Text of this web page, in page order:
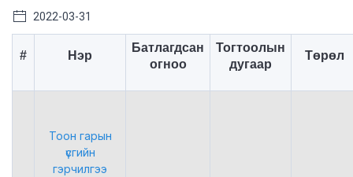
2022-03-31
# Нэр
Батлагдсан
огноо
Тогтоолын
дугаар
Төрөл
Тоон гарын
үсгийн
гэрчилгээ